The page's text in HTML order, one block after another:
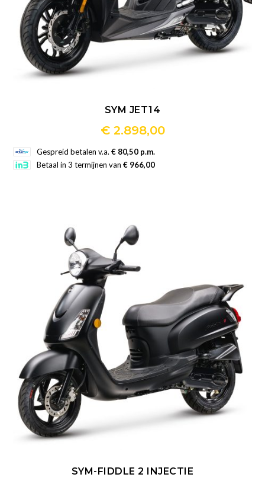
SYM JET14
€2.898,00
Dit
product
Deze
optie
gekozen
op
de
productpagina
Gespreid betalen v.a.€ 80,50 p.m.
Betaal in 3 termijnen van€ 966,00
SYM-FIDDLE 2 INJECTIE